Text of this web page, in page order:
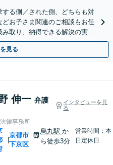
する側／された側、どちらも対
お子さま関連のご相談もお任
取り、納得できる解決の実現
談無料】
見る
伸一 弁護
インタビューを見
る
律事務所
京都市
下京区
烏丸駅 か
ら徒歩3分
営業時間：本
日定休日